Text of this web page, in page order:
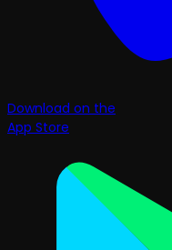
Download on the
App Store